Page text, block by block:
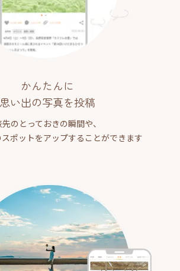
かんたんに
思い出の写真を投稿
のとっておきの瞬間や、
ポットをアップすることができます